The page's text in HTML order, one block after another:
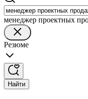
менеджер проектных
Резюме
Найти